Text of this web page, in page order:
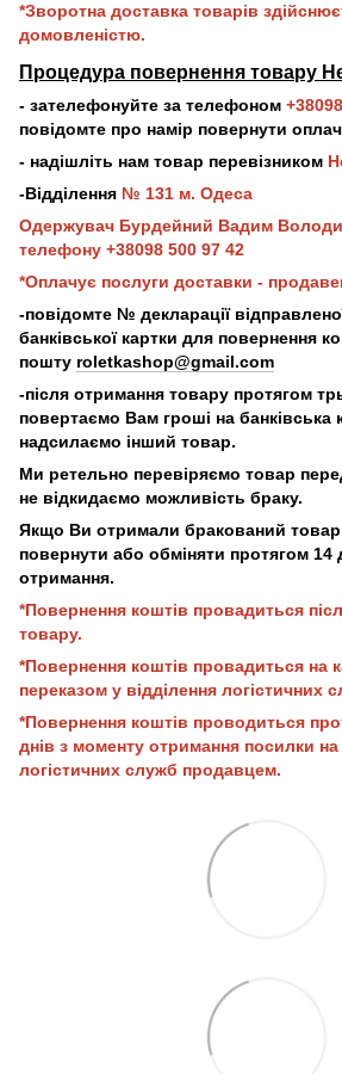
*Зворотна доставка товарів
домовленістю.
Процедура повернення товару
- зателефонуйте за телефоном
повідомте про намір повернути
- надішліть нам товар перевізником
-Відділення № 131 м. Одеса
Одержувач Бурдейний Вадим
телефону +38098 500 97 42
*Оплачує послуги доставки -
-повідомте № декларації
банківської картки для повернення
пошту roletkashop@gmail.com
-після отримання товару протягом
повертаємо Вам гроші на банківська
надсилаємо інший товар.
Ми ретельно перевіряємо товар
не відкидаємо можливість браку.
Якщо Ви отримали бракований
повернути або обміняти протягом 14
отримання.
*Повернення коштів провадиться
товару.
*Повернення коштів провадиться на
переказом у відділення логістичних
*Повернення коштів проводиться
днів з моменту отримання посилки на
логістичних служб продавцем.